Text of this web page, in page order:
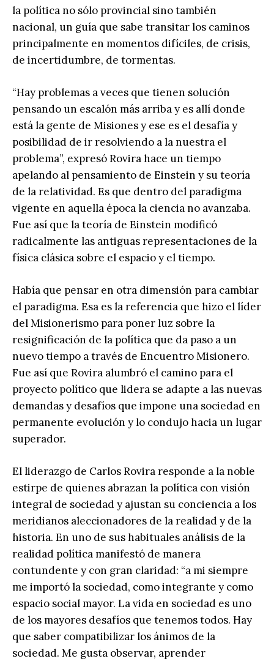
la política no sólo provincial sino también
nacional, un guía que sabe transitar los caminos
principalmente en momentos difíciles, de crisis,
de incertidumbre, de tormentas.
“Hay problemas a veces que tienen solución
pensando un escalón más arriba y es allí donde
está la gente de Misiones y ese es el desafía y
posibilidad de ir resolviendo a la nuestra el
problema”, expresó Rovira hace un tiempo
apelando al pensamiento de Einstein y su teoría
de la relatividad. Es que dentro del paradigma
vigente en aquella época la ciencia no avanzaba.
Fue así que la teoría de Einstein modificó
radicalmente las antiguas representaciones de la
física clásica sobre el espacio y el tiempo.
Había que pensar en otra dimensión para cambiar
el paradigma. Esa es la referencia que hizo el líder
del Misionerismo para poner luz sobre la
resignificación de la política que da paso a un
nuevo tiempo a través de Encuentro Misionero.
Fue así que Rovira alumbró el camino para el
proyecto político que lidera se adapte a las nuevas
demandas y desafíos que impone una sociedad en
permanente evolución y lo condujo hacia un lugar
superador.
El liderazgo de Carlos Rovira responde a la noble
estirpe de quienes abrazan la política con visión
integral de sociedad y ajustan su conciencia a los
meridianos aleccionadores de la realidad y de la
historia. En uno de sus habituales análisis de la
realidad política manifestó de manera
contundente y con gran claridad: “a mi siempre
me importó la sociedad, como integrante y como
espacio social mayor. La vida en sociedad es uno
de los mayores desafíos que tenemos todos. Hay
que saber compatibilizar los ánimos de la
sociedad. Me gusta observar, aprender